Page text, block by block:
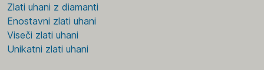
Zlati uhani z diamanti
Enostavni zlati uhani
Viseči zlati uhani
Unikatni zlati uhani